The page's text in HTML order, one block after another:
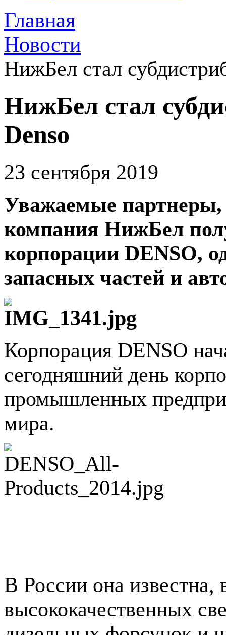
Главная
Новости
НижБел стал
НижБел стал
Denso
23 сентября 2019
Уважаемые
компания НижБел
корпорации DENSO,
запасных частей и
Корпорация DENSO
сегодняшний день
промышленных
мира.
В России она известна,
высококачественных